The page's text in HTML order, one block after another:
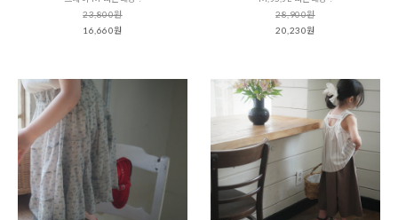
23,800원
16,660원
28,900원
20,230원